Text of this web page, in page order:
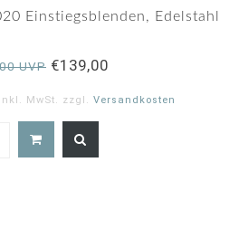
Einstiegsblenden, Edelstahl
UVP €139,00
MwSt. zzgl. Versandkosten